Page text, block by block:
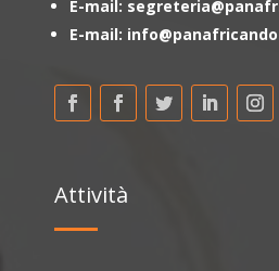
E-mail:
E-mail:
Attività